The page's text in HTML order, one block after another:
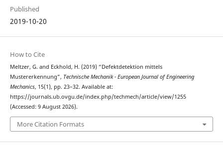
Published
2019-10-20
How to Cite
Meltzer, G. and Eckhold, H. (2019) “Defektdetektion mittels
Mustererkennung”, Technische Mechanik - European Journal of Engineering
Mechanics, 15(1), pp. 23–32. Available at:
https://journals.ub.ovgu.de/index.php/techmech/article/view/1255
(Accessed: 9 August 2026).
More Citation Formats